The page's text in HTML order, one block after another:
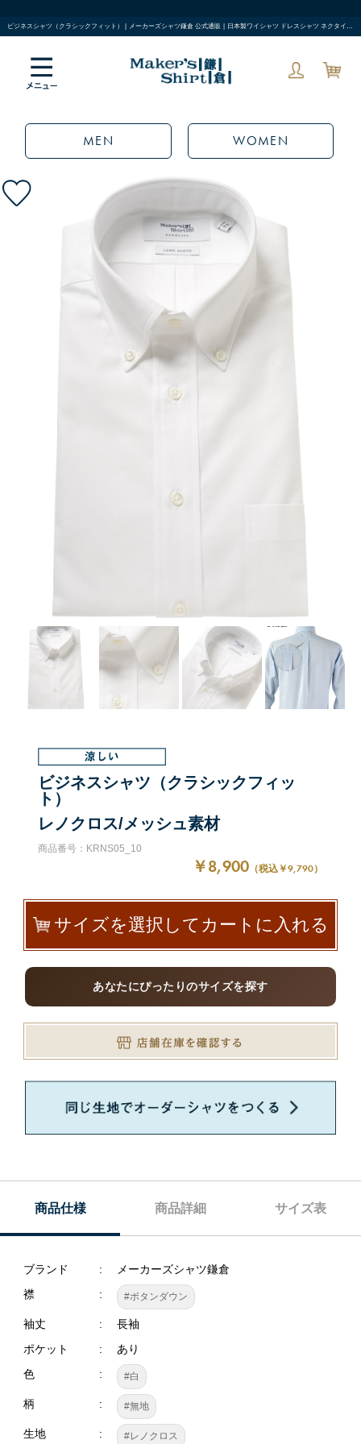
ビジネスシャツ（クラシックフィット） | メーカーズシャツ鎌倉 公式通販 | 日本製ワイシャツ ドレスシャツ ネクタイ ブラウス
MEN WOMEN
ビジネスシャツ（クラシックフィッ
ト）
レノクロス/メッシュ素材
商品番号：KRNS05_10
￥8,900 （税込￥9,790）
サイズを選択してカートに入れる
あなたにぴったりのサイズを探す
商品仕様 商品詳細 サイズ表
ブランド
メーカーズシャツ鎌倉
襟
#ボタンダウン
袖丈
長袖
ポケット
あり
色
#白
柄 #無地
生地 #レノクロス